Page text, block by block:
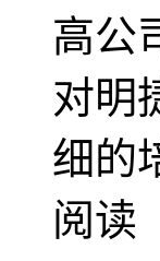
高公
对明
细的
阅读